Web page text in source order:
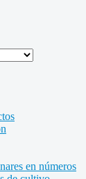
en números